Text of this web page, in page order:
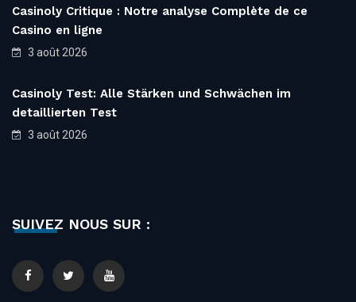
Casinoly Critique : Notre analyse Complète de ce
Casino en ligne
3 août 2026
Casinoly Test: Alle Stärken und Schwächen im
detaillierten Test
3 août 2026
SUIVEZ NOUS SUR :